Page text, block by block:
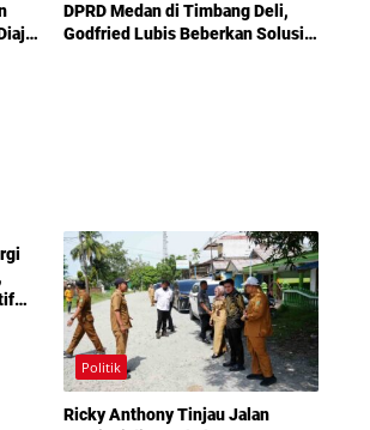
DPRD Medan di Timbang Deli,
Godfried Lubis Beberkan Solusi
Politik
Ricky Anthony Tinjau Jalan